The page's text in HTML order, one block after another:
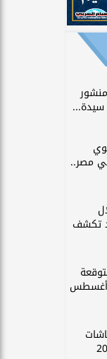
سيدة...
2026 في مصر..
تكشف
اليوم الأربعاء 5 أغسطس
2026